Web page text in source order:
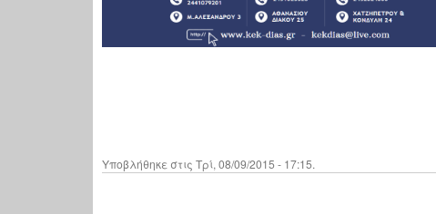
Υποβλήθηκε στις Τρί, 08/09/2015 - 17:15.